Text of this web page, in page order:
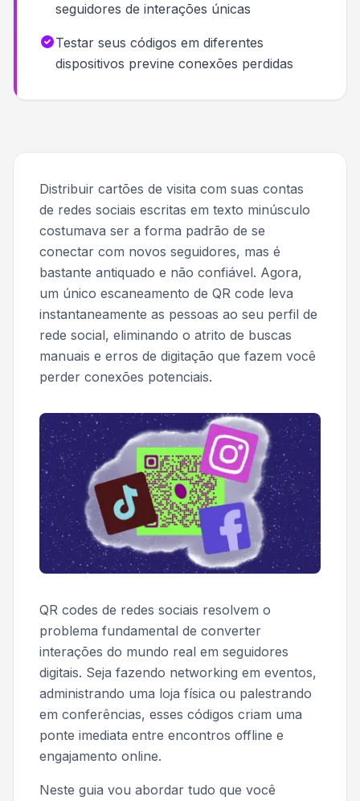
seguidores de interações únicas
Testar seus códigos em diferentes
dispositivos previne conexões perdidas
Distribuir cartões de visita com suas contas
de redes sociais escritas em texto minúsculo
costumava ser a forma padrão de se
conectar com novos seguidores, mas é
bastante antiquado e não confiável. Agora,
um único escaneamento de QR code leva
instantaneamente as pessoas ao seu perfil de
rede social, eliminando o atrito de buscas
manuais e erros de digitação que fazem você
perder conexões potenciais.
QR codes de redes sociais resolvem o
problema fundamental de converter
interações do mundo real em seguidores
digitais. Seja fazendo networking em eventos,
administrando uma loja física ou palestrando
em conferências, esses códigos criam uma
ponte imediata entre encontros offline e
engajamento online.
Neste guia vou abordar tudo que você